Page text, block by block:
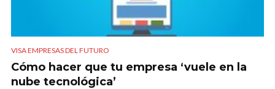
VISA EMPRESAS DEL FUTURO
Cómo hacer que tu empresa ‘vuele en la
nube tecnológica’